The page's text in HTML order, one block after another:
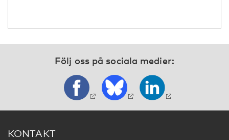
Följ oss på sociala medier:
KONTAKT